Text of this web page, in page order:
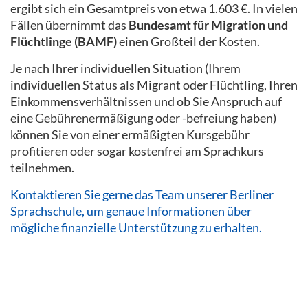
ergibt sich ein Gesamtpreis von etwa 1.603 €. In vielen
Fällen übernimmt das Bundesamt für Migration und
Flüchtlinge (BAMF)einen Großteil der Kosten.
Je nach Ihrer individuellen Situation (Ihrem
individuellen Status als Migrant oder Flüchtling, Ihren
Einkommensverhältnissen und ob Sie Anspruch auf
eine Gebührenermäßigung oder -befreiung haben)
können Sie von einer ermäßigten Kursgebühr
profitieren oder sogar kostenfrei am Sprachkurs
teilnehmen.
Kontaktieren Sie gerne das Team unserer Berliner
Sprachschule, um genaue Informationen über
mögliche finanzielle Unterstützung zu erhalten.